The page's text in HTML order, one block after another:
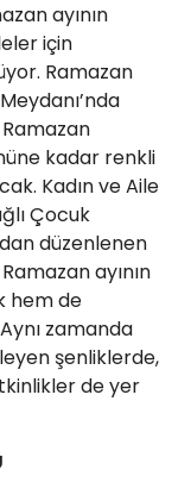
ayının
için
Ramazan
Ramazan
kadar renkli
Kadın ve Aile
Çocuk
düzenlenen
ayının
hem de
zamanda
şenliklerde,
de yer